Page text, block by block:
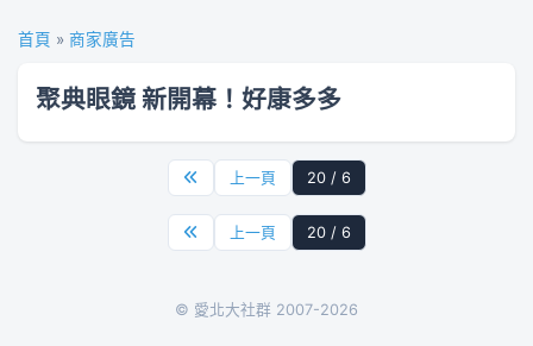
首頁 » 商家廣告
聚典眼鏡 新開幕！好康多多
上一頁 20 / 6
上一頁 20 / 6
© 愛北大社群 2007-2026